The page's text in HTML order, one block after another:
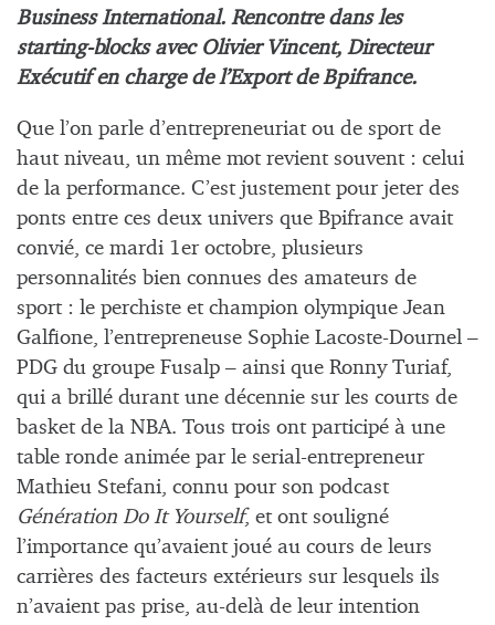
Business International. Rencontre dans les
starting-blocks avec Olivier Vincent, Directeur
Exécutif en charge de l’Export de Bpifrance.
Que l’on parle d’entrepreneuriat ou de sport de
haut niveau, un même mot revient souvent : celui
de la performance. C’est justement pour jeter des
ponts entre ces deux univers que Bpifrance avait
convié, ce mardi 1er octobre, plusieurs
personnalités bien connues des amateurs de
sport : le perchiste et champion olympique Jean
Galfione, l’entrepreneuse Sophie Lacoste-Dournel –
PDG du groupe Fusalp – ainsi que Ronny Turiaf,
qui a brillé durant une décennie sur les courts de
basket de la NBA. Tous trois ont participé à une
table ronde animée par le serial-entrepreneur
Mathieu Stefani, connu pour son podcast
Génération Do It Yourself, et ont souligné
l’importance qu’avaient joué au cours de leurs
carrières des facteurs extérieurs sur lesquels ils
n’avaient pas prise, au-delà de leur intention